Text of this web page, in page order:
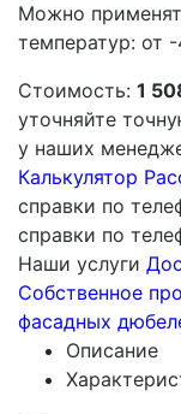
Можно
температур: от
Стоимость: 1
уточняйте
у наших
Калькулятор
справки по
справки по
Наши услуги
Собственное
фасадных
Описание